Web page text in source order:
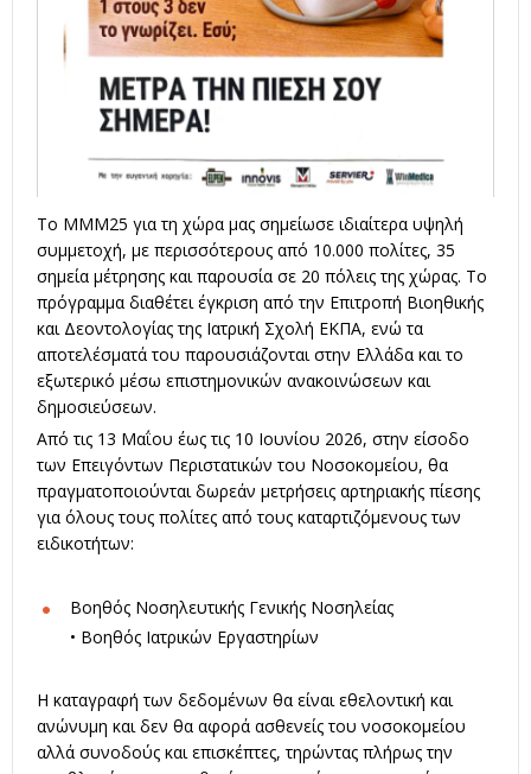
Το MMM25 για τη χώρα μας σημείωσε ιδιαίτερα υψηλή
συμμετοχή, με περισσότερους από 10.000 πολίτες, 35
σημεία μέτρησης και παρουσία σε 20 πόλεις της χώρας. Το
πρόγραμμα διαθέτει έγκριση από την Επιτροπή Βιοηθικής
και Δεοντολογίας της Ιατρική Σχολή ΕΚΠΑ, ενώ τα
αποτελέσματά του παρουσιάζονται στην Ελλάδα και το
εξωτερικό μέσω επιστημονικών ανακοινώσεων και
δημοσιεύσεων.
Από τις 13 Μαΐου έως τις 10 Ιουνίου 2026, στην είσοδο
των Επειγόντων Περιστατικών του Νοσοκομείου, θα
πραγματοποιούνται δωρεάν μετρήσεις αρτηριακής πίεσης
για όλους τους πολίτες από τους καταρτιζόμενους των
ειδικοτήτων:
Βοηθός Νοσηλευτικής Γενικής Νοσηλείας
• Βοηθός Ιατρικών Εργαστηρίων
Η καταγραφή των δεδομένων θα είναι εθελοντική και
ανώνυμη και δεν θα αφορά ασθενείς του νοσοκομείου
αλλά συνοδούς και επισκέπτες, τηρώντας πλήρως την